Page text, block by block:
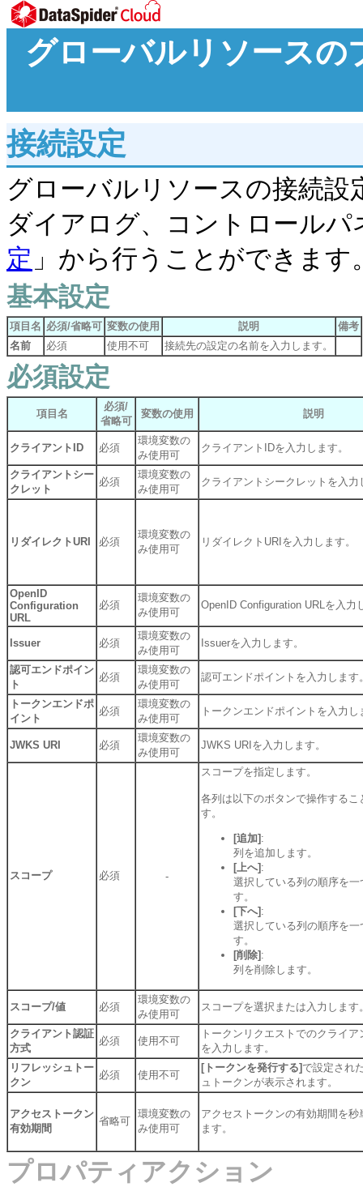
グローバルリソース
接続設定
グローバルリソースの接続
ダイアログ、コントロールパ
定 」から行うことができます
基本設定
項目名 必須/省略可 変数の使用 説明
備考
名前
必須 使用不可 接続先の設定の名前を入力します。
必須設定
項目名
必須/
省略可
変数の使用 説明
クライアントID 必須
環境変数の
み使用可
クライアントIDを入力します。
クライアントシー
クレット
必須
環境変数の
み使用可
クライアントシークレットを入力
リダイレクトURI 必須
環境変数の
み使用可
リダイレクトURIを入力します。
OpenID
Configuration
URL
必須
環境変数の
み使用可
OpenID Configuration URLを入力
Issuer 必須
環境変数の
み使用可
Issuerを入力します。
認可エンドポイン
ト
必須
環境変数の
み使用可
認可エンドポイントを入力します
トークンエンドポ
イント
必須
環境変数の
み使用可
トークンエンドポイントを入力し
JWKS URI 必須
環境変数の
み使用可
JWKS URIを入力します。
スコープ 必須 -
スコープを指定します。
各列は以下のボタンで操作するこ
す。
[追加] :
列を追加します。
[上へ] :
選択している列の順序を一
す。
[下へ] :
選択している列の順序を一
す。
[削除] :
列を削除します。
スコープ/値 必須
環境変数の
み使用可
スコープを選択または入力します
クライアント認証
方式
必須 使用不可
トークンリクエストでのクライ
を入力します。
リフレッシュトー
クン
必須 使用不可
[トークンを発行する] で設定され
ュトークンが表示されます。
アクセストークン
有効期間
省略可
環境変数の
み使用可
アクセストークンの有効期間を秒
ます。
プロパティアクション